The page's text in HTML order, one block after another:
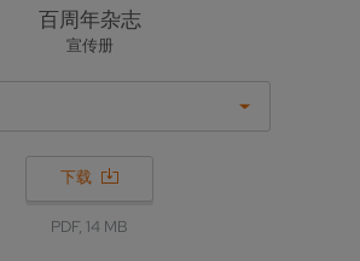
百周年杂志
宣传册
下载
PDF, 14 MB